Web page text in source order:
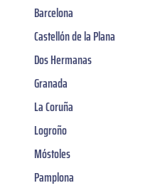
Barcelona
Castellón de la Plana
Dos Hermanas
Granada
La Coruña
Logroño
Móstoles
Pamplona